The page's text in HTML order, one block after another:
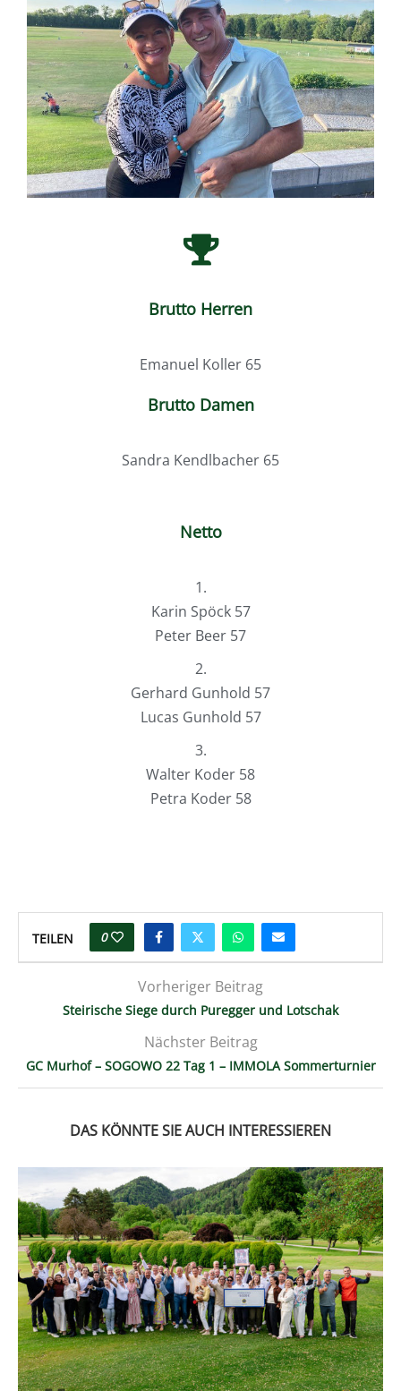
Brutto Herren
Emanuel Koller 65
Brutto Damen
Sandra Kendlbacher 65
Netto
1.
Karin Spöck 57
Peter Beer 57
2.
Gerhard Gunhold 57
Lucas Gunhold 57
3.
Walter Koder 58
Petra Koder 58
TEILEN 0
Vorheriger Beitrag
Steirische Siege durch Puregger und Lotschak
Nächster Beitrag
GC Murhof – SOGOWO 22 Tag 1 – IMMOLA Sommerturnier
DAS KÖNNTE SIE AUCH INTERESSIEREN